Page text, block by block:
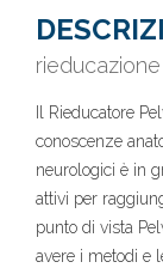
Il Rieducatore
conoscenze
neurologici è in
attivi per
punto di vista
avere i metodi e